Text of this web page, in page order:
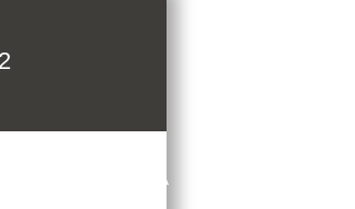
ДОСТАВКА И ОПЛАТА